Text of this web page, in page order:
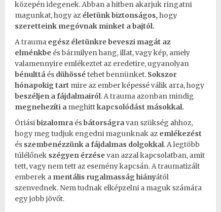
közepén idegenek. Abban a hitben akarjuk ringatni
magunkat, hogy az életünk biztonságos, hogy
szeretteink megóvnak minket a bajtól.
Atrauma egész életünkre beveszi magát az
elménkbe és bármilyen hang, illat, vagy kép, amely
valamennyire emlékeztet az eredetire, ugyanolyan
bénulttá és dühössé tehet bennünket. Sokszor
hónapokig tart mire az ember képessé válik arra, hogy
beszéljen a fájdalmairól. Atrauma azonban mindig
megnehezíti a meghittkapcsolódást másokkal.
Óriásibizalomra ésbátorságravan szükség ahhoz,
hogy meg tudjuk engedni magunknak az emlékezést
és szembenézzünk a fájdalmas dolgokkal. A legtöbb
túlélőnek szégyen érzése van azzal kapcsolatban, amit
tett, vagy nem tett az esemény kapcsán. Atraumatizált
emberek a mentális rugalmasság hiányától
szenvednek. Nem tudnak elképzelni a maguk számára
egy jobb jövőt.